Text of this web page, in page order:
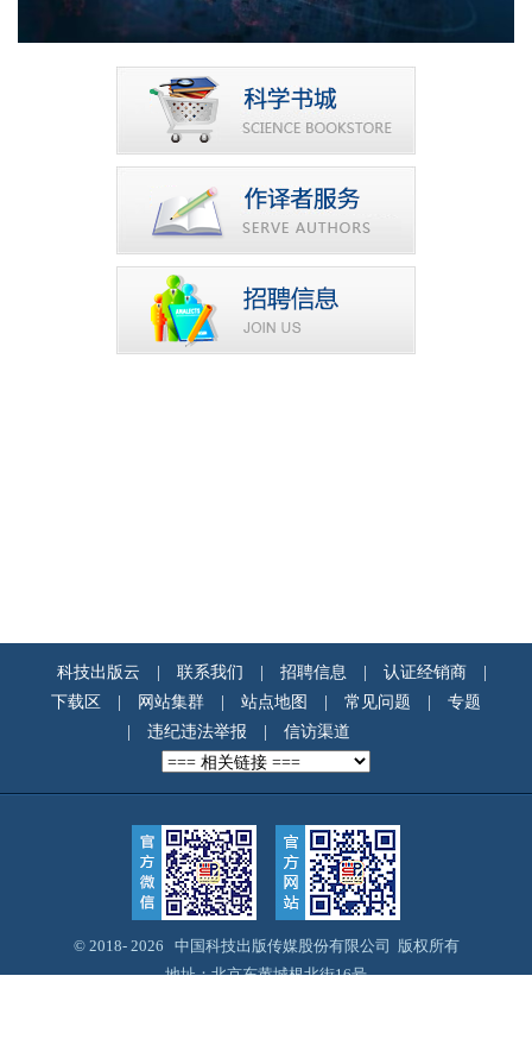
科技出版云 联系我们 招聘信息 认证经销商
下载区
网站集群 站点地图 常见问题
专题
违纪违法举报 信访渠道
© 2018- 2026 中国科技出版传媒股份有限公司 版权所有
地址：北京东黄城根北街16号